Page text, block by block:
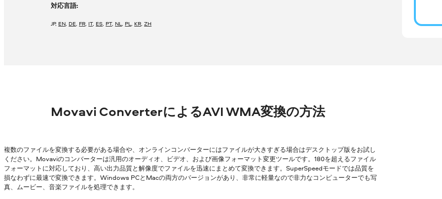
対応言語:
JP, EN, DE, FR, IT, ES, PT, NL, PL, KR,ZH
Movavi ConverterによるAVI WMA変換の方法
複数のファイルを変換する必要がある場合や、オンラインコンバーターにはファイルが大きすぎる場合はデスクトップ版をお試し
ください。Movaviのコンバーターは汎用のオーディオ、ビデオ、および画像フォーマット変更ツールです。180を超えるファイル
フォーマットに対応しており、高い出力品質と解像度でファイルを迅速にまとめて変換できます。SuperSpeedモードでは品質を
損なわずに最速で変換できます。Windows PCとMacの両方のバージョンがあり、非常に軽量なので非力なコンピューターでも写
真、ムービー、音楽ファイルを処理できます。